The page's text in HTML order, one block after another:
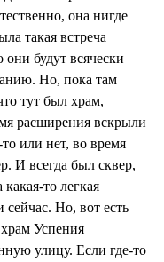
она нигде
такая встреча
будут всячески
Но, пока там
тут был храм,
расширения вскрыли
или нет, во время
И всегда был сквер,
то легкая
Но, вот есть
Успения
улицу. Если где-то